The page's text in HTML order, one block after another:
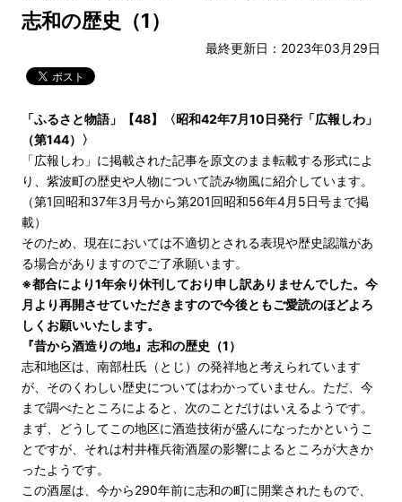
志和の歴史（1）
最終更新日：2023年03月29日
「ふるさと物語」【48】〈昭和42年7月10日発行「広報しわ」
（第144）〉
「広報しわ」に掲載された記事を原文のまま転載する形式によ
り、紫波町の歴史や人物について読み物風に紹介しています。
（第1回昭和37年3月号から第201回昭和56年4月5日号まで掲
載）
そのため、現在においては不適切とされる表現や歴史認識があ
る場合がありますのでご了承願います。
※都合により1年余り休刊しており申し訳ありませんでした。今
月より再開させていただきますので今後ともご愛読のほどよろ
しくお願いいたします。
『昔から酒造りの地』志和の歴史（1）
志和地区は、南部杜氏（とじ）の発祥地と考えられています
が、そのくわしい歴史についてはわかっていません。ただ、今
まで調べたところによると、次のことだけはいえるようです。
まず、どうしてこの地区に酒造技術が盛んになったかというこ
とですが、それは村井権兵衛酒屋の影響によるところが大きか
ったようです。
この酒屋は、今から290年前に志和の町に開業されたもので、